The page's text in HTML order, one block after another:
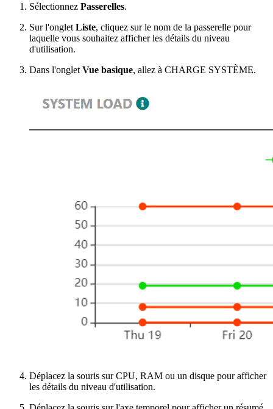
Sélectionnez Passerelles.
Sur l'onglet Liste, cliquez sur le nom de la passerelle pour
laquelle vous souhaitez afficher les détails du niveau
d'utilisation.
Dans l'onglet Vue basique, allez à CHARGE SYSTÈME.
Déplacez la souris sur CPU, RAM ou un disque pour afficher
les détails du niveau d'utilisation.